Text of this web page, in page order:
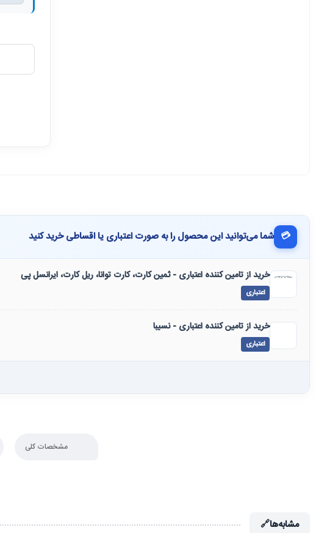
💳 شما می‌توانید این محصول را به صورت اعتباری یا اقساطی خرید کنید
خرید از تامین کننده اعتباری - ثمین کارت، کارت توانا، ریل کارت، ایرانسل پی
اعتباری
خرید از تامین کننده اعتباری - نسیبا
اعتباری
مشخصات کلی
مشابه‌ها🔗